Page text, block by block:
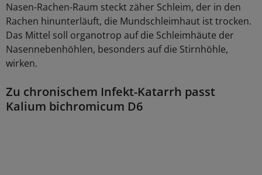
Nasen-Rachen-Raum steckt zäher Schleim, der in den
Rachen hinunterläuft, die Mundschleimhaut ist trocken.
Das Mittel soll organotrop auf die Schleimhäute der
Nasennebenhöhlen, besonders auf die Stirnhöhle,
wirken.
Zu chronischem Infekt-Katarrh passt
Kalium bichromicum D6